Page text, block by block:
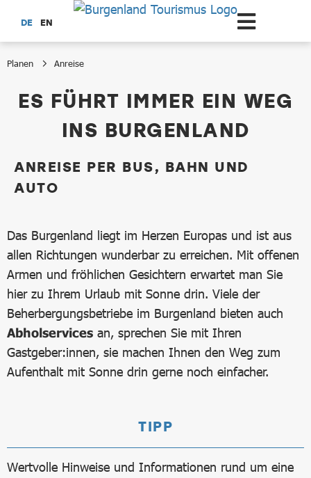
Zum Hauptinhalt springen
DE EN
Planen Anreise
AnreiseES FÜHRT IMMER EIN WEG
INS BURGENLAND
ANREISE PER BUS, BAHN UND
AUTO
Das Burgenland liegt im Herzen Europas und ist aus
allen Richtungen wunderbar zu erreichen. Mit offenen
Armen und fröhlichen Gesichtern erwartet man Sie
hier zu Ihrem Urlaub mit Sonne drin. Viele der
Beherbergungsbetriebe im Burgenland bieten auch
Abholservices an, sprechen Sie mit Ihren
Gastgeber:innen, sie machen Ihnen den Weg zum
Aufenthalt mit Sonne drin gerne noch einfacher.
TIPP
Wertvolle Hinweise und Informationen rund um eine